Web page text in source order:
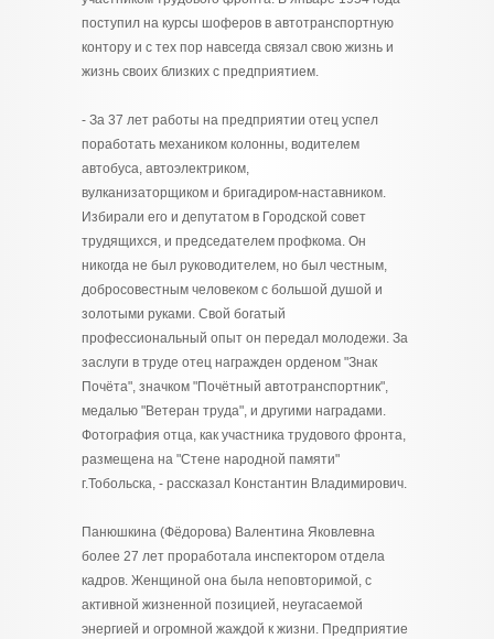
поступил на курсы шоферов в автотранспортную
контору и с тех пор навсегда связал свою жизнь и
жизнь своих близких с предприятием.
- За 37 лет работы на предприятии отец успел
поработать механиком колонны, водителем
автобуса, автоэлектриком,
вулканизаторщиком и бригадиром-наставником.
Избирали его и депутатом в Городской совет
трудящихся, и председателем профкома. Он
никогда не был руководителем, но был честным,
добросовестным человеком с большой душой и
золотыми руками. Свой богатый
профессиональный опыт он передал молодежи. За
заслуги в труде отец награжден орденом "Знак
Почёта", значком "Почётный автотранспортник",
медалью "Ветеран труда", и другими наградами.
Фотография отца, как участника трудового фронта,
размещена на "Стене народной памяти"
г.Тобольска, - рассказал Константин Владимирович.
Панюшкина (Фёдорова) Валентина Яковлевна
более 27 лет проработала инспектором отдела
кадров. Женщиной она была неповторимой, с
активной жизненной позицией, неугасаемой
энергией и огромной жаждой к жизни. Предприятие